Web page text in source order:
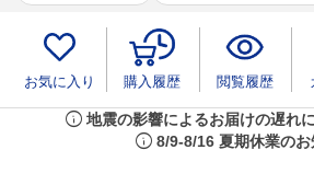
お気に入り 購入履歴 閲覧履歴
info 地震の影響によるお届けの遅れ
info 8/9-8/16 夏期休業のお